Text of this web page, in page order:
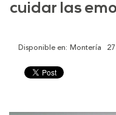
cuidar las
Disponible en: Montería